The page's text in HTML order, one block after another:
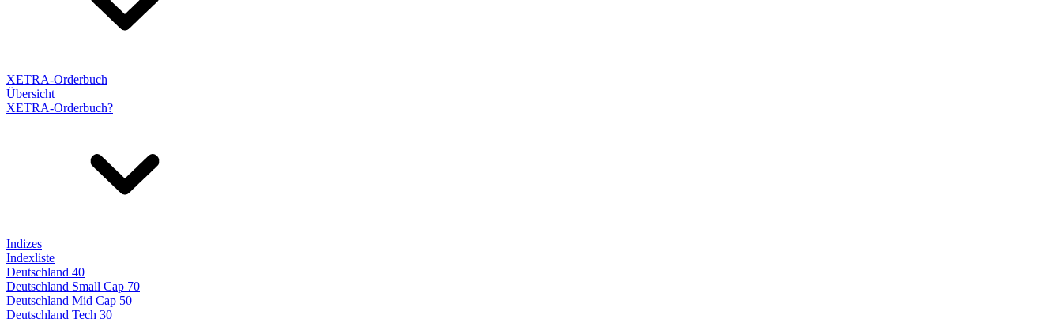
XETRA-Orderbuch
Übersicht
XETRA-Orderbuch?
Indizes
Indexliste
Deutschland 40
Deutschland Small Cap 70
Deutschland Mid Cap 50
Deutschland Tech 30